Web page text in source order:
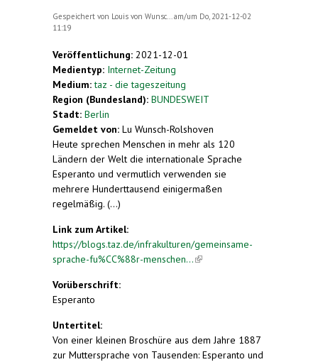
Gespeichert von Louis von Wunsc...
am/um Do, 2021-12-02
11:19
Veröffentlichung: 2021-12-01
Medientyp: Internet-Zeitung
Medium:taz - die tageszeitung
Region (Bundesland): BUNDESWEIT
Stadt: Berlin
Gemeldet von: Lu Wunsch-Rolshoven
Heute sprechen Menschen in mehr als 120
Ländern der Welt die internationale Sprache
Esperanto und vermutlich verwenden sie
mehrere Hunderttausend einigermaßen
regelmäßig. (...)
Link zum Artikel:
https://blogs.taz.de/infrakulturen/gemeinsame-
sprache-fu%CC%88r-menschen...(link is external)
Vorüberschrift:
Esperanto
Untertitel:
Von einer kleinen Broschüre aus dem Jahre 1887
zur Muttersprache von Tausenden: Esperanto und